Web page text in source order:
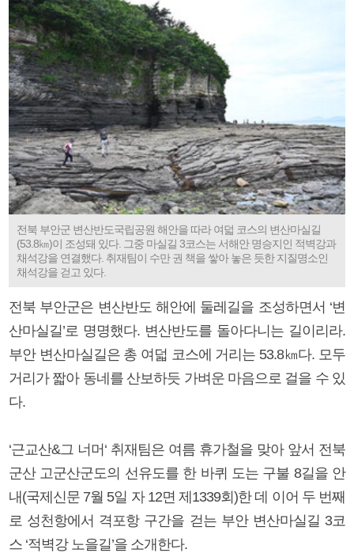
전북 부안군 변산반도국립공원 해안을 따라 여덟 코스의 변산마실길
(53.8㎞)이 조성돼 있다. 그중 마실길 3코스는 서해안 명승지인 적벽강과
채석강을 연결했다. 취재팀이 수만 권 책을 쌓아 놓은 듯한 지질명소인
채석강을 걷고 있다.
전북 부안군은 변산반도 해안에 둘레길을 조성하면서 ‘변
산마실길’로 명명했다. 변산반도를 돌아다니는 길이리라.
부안 변산마실길은 총 여덟 코스에 거리는 53.8㎞다. 모두
거리가 짧아 동네를 산보하듯 가벼운 마음으로 걸을 수 있
다.
‘근교산&그 너머‘ 취재팀은 여름 휴가철을 맞아 앞서 전북
군산 고군산군도의 선유도를 한 바퀴 도는 구불 8길을 안
내(국제신문 7월 5일 자 12면 제1339회)한 데 이어 두 번째
로 성천항에서 격포항 구간을 걷는 부안 변산마실길 3코
스 ‘적벽강 노을길’을 소개한다.